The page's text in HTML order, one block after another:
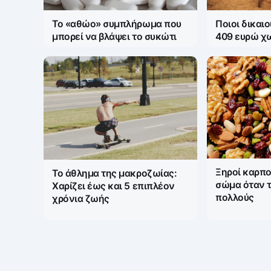
Το «αθώο» συμπλήρωμα που
μπορεί να βλάψει το συκώτι
Ποιοι
409 ευρώ
Το άθλημα της μακροζωίας:
Χαρίζει έως και 5 επιπλέον
χρόνια ζωής
Ξηροί
σώμα όταν
πολλούς